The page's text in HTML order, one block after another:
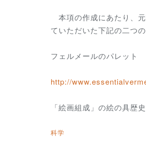
本項の作成にあたり、
ていただいた下記の二つ
フェルメールのパレット
http://
「絵画組成」の絵の具歴史
科学